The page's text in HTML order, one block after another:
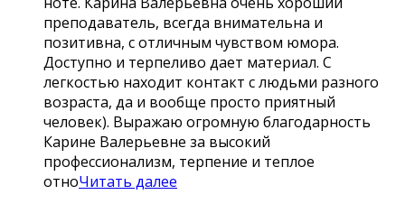
преподаватель, всегда внимательна и
позитивна, с отличным чувством юмора.
Доступно и терпеливо дает материал. С
легкостью находит контакт с людьми разного
возраста, да и вообще просто приятный
человек). Выражаю огромную благодарность
Карине Валерьевне за высокий
профессионализм, терпение и теплое
отноЧитать далее